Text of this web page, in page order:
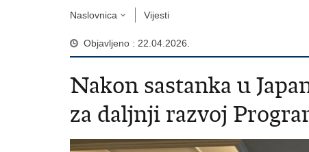
Naslovnica Vijesti
Objavljeno : 22.04.2026.
Nakon sastanka u
za daljnji razvoj